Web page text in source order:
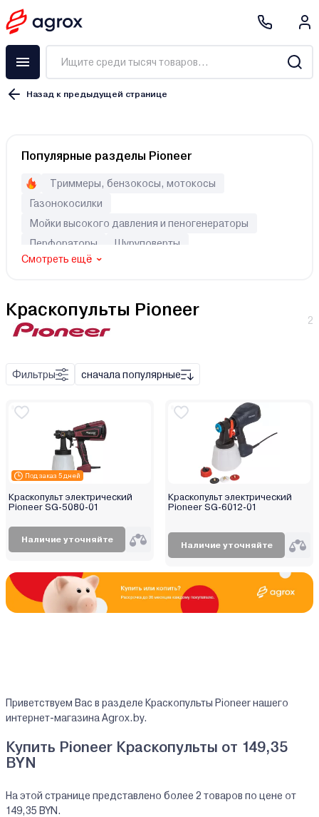
Назад к предыдущей странице
Популярные разделы Pioneer
Смотреть ещё
Триммеры, бензокосы, мотокосы
Газонокосилки
Мойки высокого давления и пеногенераторы
Перфораторы
Шуруповерты
Краскопульты Pioneer
2
Краскопульт
Покрасочная станция
Аксессуары
Аккумуляторный
Пневматический
Набор инструмента
Штуцер
Пластик
Фильтры сначала популярные
Под заказ 5 дней
Краскопульт электрический
Pioneer SG-5080-01
Наличие уточняйте
Краскопульт электрический
Pioneer SG-6012-01
Наличие уточняйте
Приветствуем Вас в разделе Краскопульты Pioneer нашего
интернет-магазина Agrox.by.
Купить Pioneer Краскопульты от 149,35
BYN
На этой странице представлено более 2 товаров по цене от
149,35 BYN.